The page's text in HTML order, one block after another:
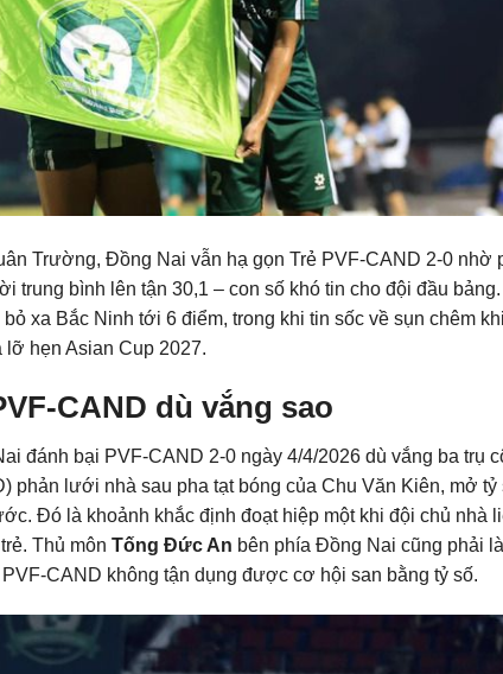
Trường, Đồng Nai vẫn hạ gọn Trẻ PVF-CAND 2-0 nhờ
trung bình lên tận 30,1 – con số khó tin cho đội đầu bảng.
xa Bắc Ninh tới 6 điểm, trong khi tin sốc về sụn chêm
hẹn Asian Cup 2027.
CAND dù vắng sao
đánh bại PVF-CAND 2-0 ngày 4/4/2026 dù vắng ba trụ
phản lưới nhà sau pha tạt bóng của Chu Văn Kiên, mở tỷ
Đó là khoảnh khắc định đoạt hiệp một khi đội chủ nhà
Thủ môn Tống Đức An bên phía Đồng Nai cũng phải
CAND không tận dụng được cơ hội san bằng tỷ số.